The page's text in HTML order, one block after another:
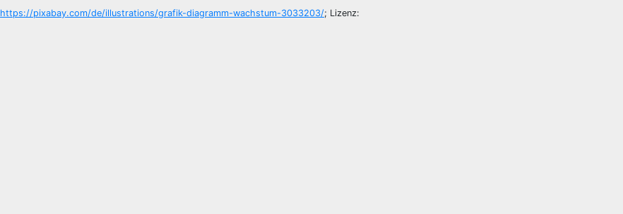
https://pixabay.com/de/illustrations/grafik-diagramm-wachstum-3033203/; Lizenz: